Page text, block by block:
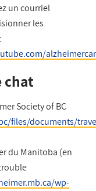
un courriel
les
chat
Society of BC
files/documents/
du Manitoba (en
wp-